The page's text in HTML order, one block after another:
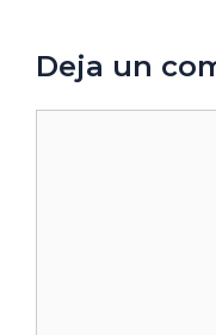
Deja un